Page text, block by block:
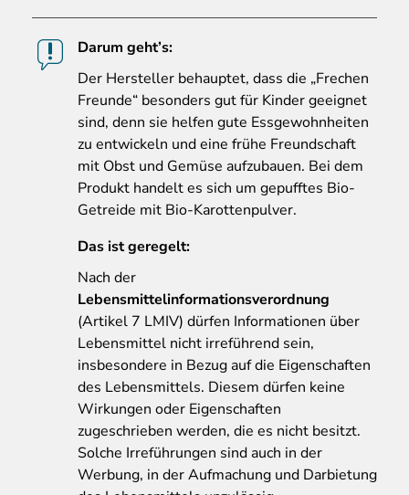
Darum geht’s:
Der Hersteller behauptet, dass die „Frechen
Freunde“ besonders gut für Kinder geeignet
sind, denn sie helfen gute Essgewohnheiten
zu entwickeln und eine frühe Freundschaft
mit Obst und Gemüse aufzubauen. Bei dem
Produkt handelt es sich um gepufftes Bio-
Getreide mit Bio-Karottenpulver.
Das ist geregelt:
Nach der
Lebensmittelinformationsverordnung
(Artikel 7 LMIV) dürfen Informationen über
Lebensmittel nicht irreführend sein,
insbesondere in Bezug auf die Eigenschaften
des Lebensmittels. Diesem dürfen keine
Wirkungen oder Eigenschaften
zugeschrieben werden, die es nicht besitzt.
Solche Irreführungen sind auch in der
Werbung, in der Aufmachung und Darbietung